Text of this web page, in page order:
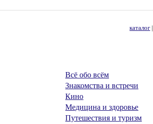
каталог
Всё обо всём
Знакомства и встречи
Кино
Медицина и здоровье
Путешествия и туризм